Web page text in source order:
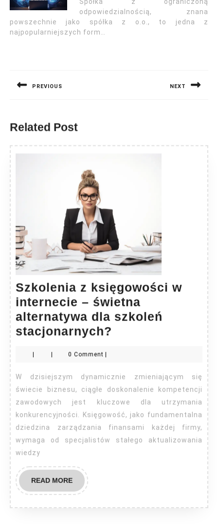
odpowiedzialnością, znana
powszechnie jako spółka z o.o., to jedna z
najpopularniejszych form…
PREVIOUS NEXT
Related Post
Szkolenia z księgowości w
internecie – świetna
alternatywa dla szkoleń
stacjonarnych?
w
internecie
–
świetna
alternatywa
stacjonarnych?
| | 0 Comment |
W dzisiejszym dynamicznie zmieniającym się
świecie biznesu, ciągłe doskonalenie kompetencji
zawodowych jest kluczowe dla utrzymania
konkurencyjności. Księgowość, jako fundamentalna
dziedzina zarządzania finansami każdej firmy,
wymaga od specjalistów stałego aktualizowania
wiedzy
READ MOREREAD
MORE